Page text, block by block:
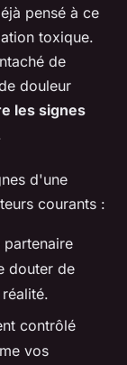
pensé à ce
toxique.
de
douleur
les signes
d'une
courants :
partenaire
douter de
contrôlé
vos